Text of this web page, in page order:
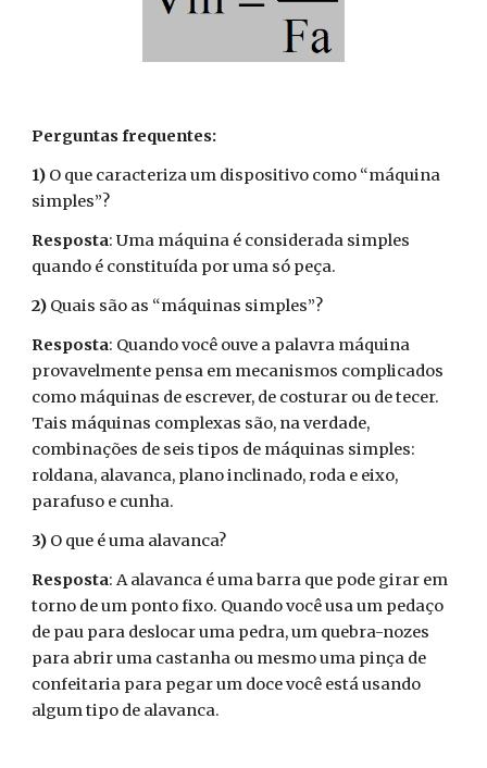
Perguntas frequentes:
1) O que caracteriza um dispositivo como “máquina
simples”?
Resposta: Uma máquina é considerada simples
quando é constituída por uma só peça.
2) Quais são as “máquinas simples”?
Resposta: Quando você ouve a palavra máquina
provavelmente pensa em mecanismos complicados
como máquinas de escrever, de costurar ou de tecer.
Tais máquinas complexas são, na verdade,
combinações de seis tipos de máquinas simples:
roldana, alavanca, plano inclinado, roda e eixo,
parafuso e cunha.
3) O que é uma alavanca?
Resposta: A alavanca é uma barra que pode girar em
torno de um ponto fixo. Quando você usa um pedaço
de pau para deslocar uma pedra, um quebra-nozes
para abrir uma castanha ou mesmo uma pinça de
confeitaria para pegar um doce você está usando
algum tipo de alavanca.